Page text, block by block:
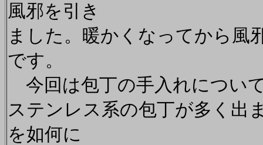
風邪を引き
ました。暖かくなってから風
です。
今回は包丁の手入れについ
ステンレス系の包丁が多く出
を如何に